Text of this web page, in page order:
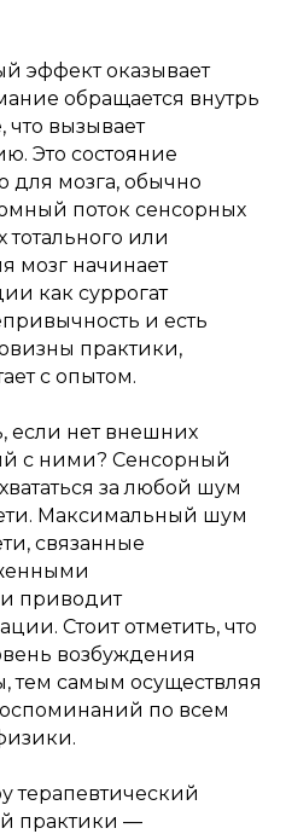
эффект оказывает
обращается внутрь
что вызывает
Это состояние
для мозга, обычно
поток сенсорных
тотального или
мозг начинает
как суррогат
и есть
практики,
с опытом.
если нет внешних
с ними? Сенсорный
за любой шум
Максимальный шум
связанные
приводит
Стоит отметить, что
возбуждения
тем самым осуществляя
по всем
терапевтический
практики —